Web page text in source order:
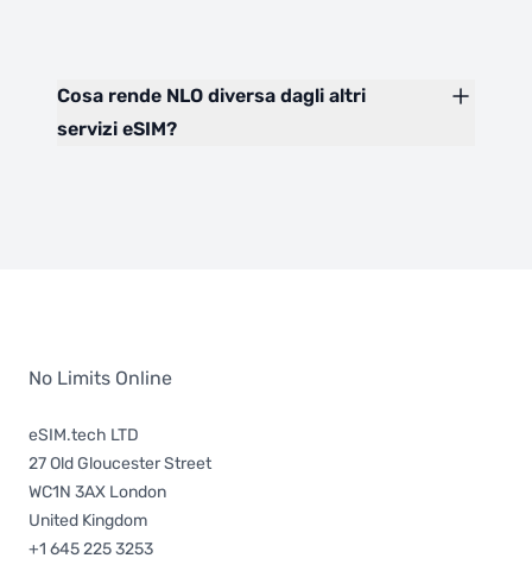
Cosa rende NLO diversa dagli altri
servizi eSIM?
No Limits Online
eSIM.tech LTD
27 Old Gloucester Street
WC1N 3AX London
United Kingdom
+1 645 225 3253